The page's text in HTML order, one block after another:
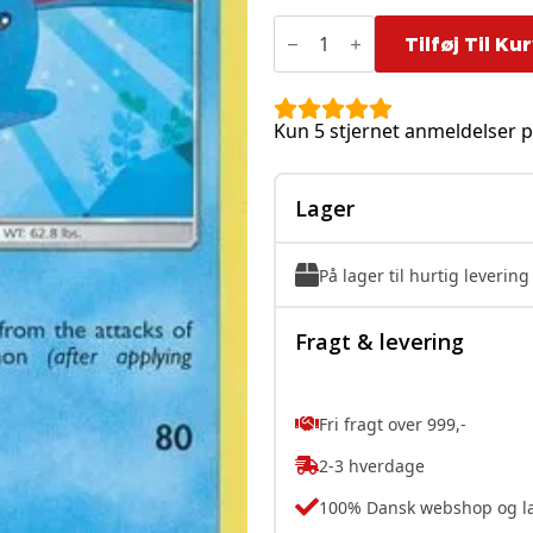
Azumarill
antal
Tilføj Til
Kun 5 stjernet anmeldelser
Lager
På lager til hurtig levering
Fragt & levering
Fri fragt over 999,-
2-3 hverdage
100% Dansk webshop og